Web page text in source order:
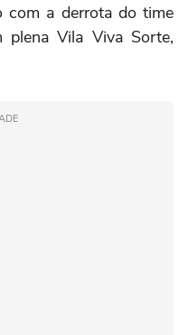
com a derrota do time
plena Vila Viva Sorte,